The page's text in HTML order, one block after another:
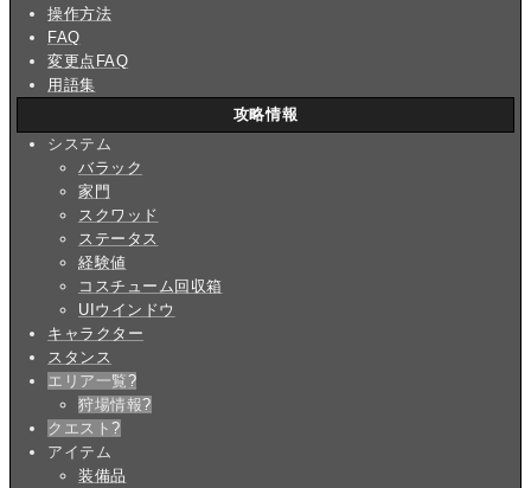
操作方法
FAQ
変更点FAQ
用語集
攻略情報
システム
バラック
家門
スクワッド
ステータス
経験値
コスチューム回収箱
UIウインドウ
キャラクター
スタンス
エリア一覧?
狩場情報?
クエスト?
アイテム
装備品